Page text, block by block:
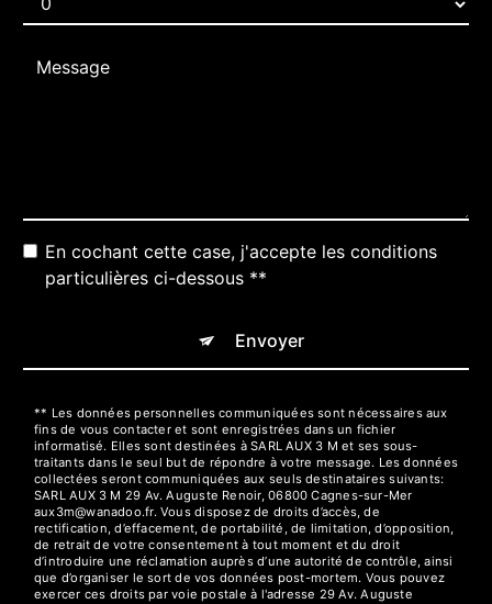
En cochant cette case, j'accepte les conditions
particulières ci-dessous **
Envoyer
** Les données personnelles communiquées sont nécessaires aux
fins de vous contacter et sont enregistrées dans un fichier
informatisé. Elles sont destinées à SARL AUX 3 M et ses sous-
traitants dans le seul but de répondre à votre message. Les données
collectées seront communiquées aux seuls destinataires suivants:
SARL AUX 3 M 29 Av. Auguste Renoir, 06800 Cagnes-sur-Mer
aux3m@wanadoo.fr. Vous disposez de droits d’accès, de
rectification, d’effacement, de portabilité, de limitation, d’opposition,
de retrait de votre consentement à tout moment et du droit
d’introduire une réclamation auprès d’une autorité de contrôle, ainsi
que d’organiser le sort de vos données post-mortem. Vous pouvez
exercer ces droits par voie postale à l'adresse 29 Av. Auguste